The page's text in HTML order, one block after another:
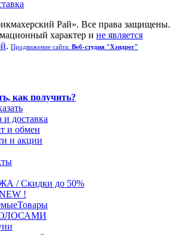
Рай». Все права защищены.
характер и не является
. Продвижение сайта: Веб-студия "Хэндрег"
как получить?
и доставка
и обмен
и акции
/ Скидки до 50%
!